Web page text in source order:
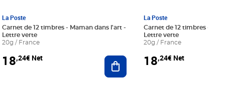
au panier
La Poste
Carnet de 12 timbres - Maman dans l'art -
Lettre verte
20g / France
18,24€ Net Ajouter au panier
La Poste
Carnet de 12 timbres - Le
Lettre verte
20g / France
18,24€ Net